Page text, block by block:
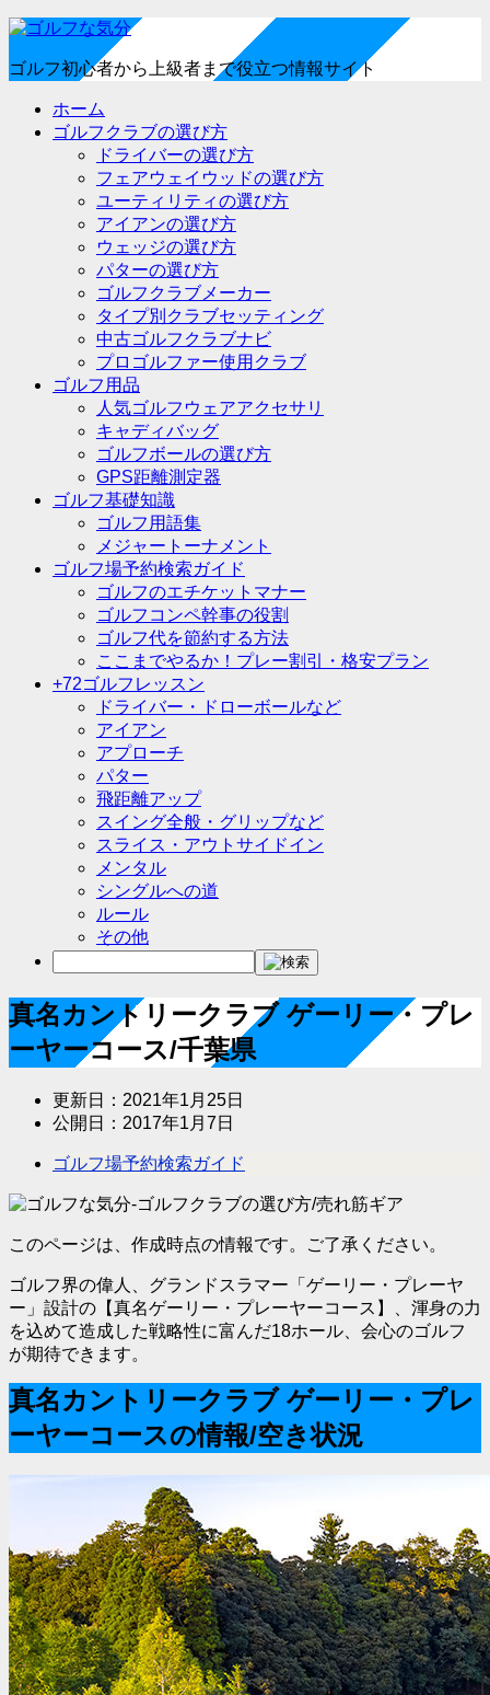
ゴルフ初心者から上級者まで役立つ情報サイト
ホーム
ゴルフクラブの選び方
ドライバーの選び方
フェアウェイウッドの選び方
ユーティリティの選び方
アイアンの選び方
ウェッジの選び方
パターの選び方
ゴルフクラブメーカー
タイプ別クラブセッティング
中古ゴルフクラブナビ
プロゴルファー使用クラブ
ゴルフ用品
人気ゴルフウェアアクセサリ
キャディバッグ
ゴルフボールの選び方
GPS距離測定器
ゴルフ基礎知識
ゴルフ用語集
メジャートーナメント
ゴルフ場予約検索ガイド
ゴルフのエチケットマナー
ゴルフコンペ幹事の役割
ゴルフ代を節約する方法
ここまでやるか！プレー割引・格安プラン
+72ゴルフレッスン
ドライバー・ドローボールなど
アイアン
アプローチ
パター
飛距離アップ
スイング全般・グリップなど
スライス・アウトサイドイン
メンタル
シングルへの道
ルール
その他
真名カントリークラブ ゲーリー・プレ
ーヤーコース/千葉県
更新日： 2021年1月25日
公開日： 2017年1月7日
ゴルフ場予約検索ガイド
このページは、作成時点の情報です。ご了承ください。
ゴルフ界の偉人、グランドスラマー「ゲーリー・プレーヤ
ー」設計の【真名ゲーリー・プレーヤーコース】、渾身の力
を込めて造成した戦略性に富んだ18ホール、会心のゴルフ
が期待できます。
真名カントリークラブ ゲーリー・プレ
ーヤーコースの情報/空き状況